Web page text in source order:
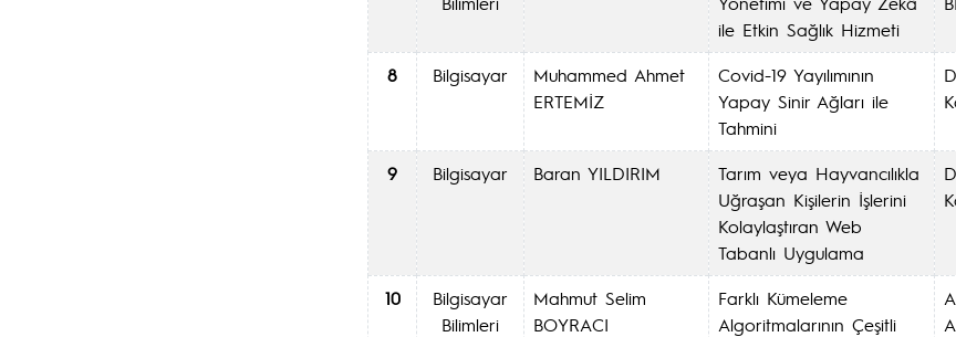
ile Etkin Sağlık Hizmeti
8 Bilgisayar
Muhammed Ahmet
ERTEMİZ
Covid-19 Yayılımının
Yapay Sinir Ağları ile
Tahmini
9 Bilgisayar Baran YILDIRIM
Tarım veya Hayvancılıkla
Uğraşan Kişilerin İşlerini
Kolaylaştıran Web
Tabanlı Uygulama
10
Bilgisayar
Bilimleri
Mahmut Selim
BOYRACI
Farklı Kümeleme
Algoritmalarının Çeşitli